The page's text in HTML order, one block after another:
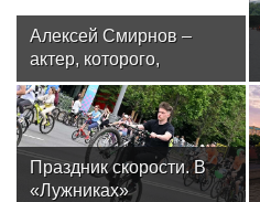
Алексей Смирнов –
актер, которого,
надеюсь, еще не
забыли
Праздник скорости. В
«Лужниках»